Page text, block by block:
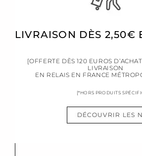
LIVRAISON DÈS 2,50€
[OFFERTE DÈS 120 EUROS
LIVRAISON
EN RELAIS EN FRANCE
[*HORS PRODUITS
DÉCOUVRIR LES